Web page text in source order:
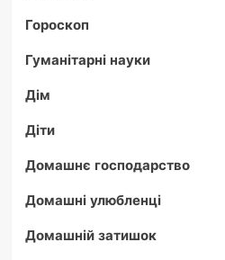
Гороскоп
Гуманітарні науки
Дім
Діти
Домашнє господарство
Домашні улюбленці
Домашній затишок